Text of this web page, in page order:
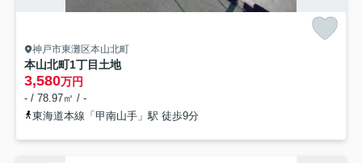
神戸市東灘区本山北町
本山北町1丁目土地
3,580万円
- / 78.97㎡ / -
東海道本線「甲南山手」駅 徒歩9分